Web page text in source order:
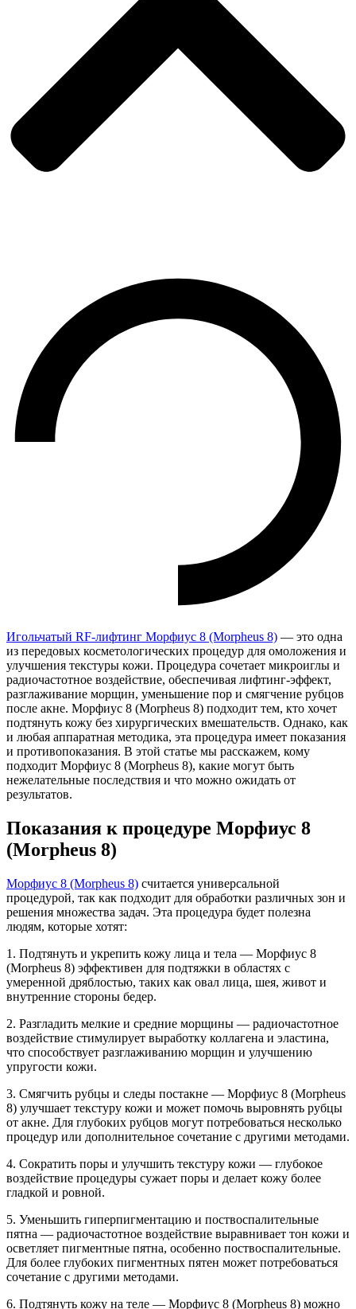
Игольчатый RF-лифтинг Морфиус 8 (Morpheus 8) — это одна
из передовых косметологических процедур для омоложения и
улучшения текстуры кожи. Процедура сочетает микроиглы и
радиочастотное воздействие, обеспечивая лифтинг-эффект,
разглаживание морщин, уменьшение пор и смягчение рубцов
после акне. Морфиус 8 (Morpheus 8) подходит тем, кто хочет
подтянуть кожу без хирургических вмешательств. Однако, как
и любая аппаратная методика, эта процедура имеет показания
и противопоказания. В этой статье мы расскажем, кому
подходит Морфиус 8 (Morpheus 8), какие могут быть
нежелательные последствия и что можно ожидать от
результатов.
Показания к процедуре Морфиус 8
(Morpheus 8)
Морфиус 8 (Morpheus 8) считается универсальной
процедурой, так как подходит для обработки различных зон и
решения множества задач. Эта процедура будет полезна
людям, которые хотят:
1. Подтянуть и укрепить кожу лица и тела — Морфиус 8
(Morpheus 8) эффективен для подтяжки в областях с
умеренной дряблостью, таких как овал лица, шея, живот и
внутренние стороны бедер.
2. Разгладить мелкие и средние морщины — радиочастотное
воздействие стимулирует выработку коллагена и эластина,
что способствует разглаживанию морщин и улучшению
упругости кожи.
3. Смягчить рубцы и следы постакне — Морфиус 8 (Morpheus
8) улучшает текстуру кожи и может помочь выровнять рубцы
от акне. Для глубоких рубцов могут потребоваться несколько
процедур или дополнительное сочетание с другими методами.
4. Сократить поры и улучшить текстуру кожи — глубокое
воздействие процедуры сужает поры и делает кожу более
гладкой и ровной.
5. Уменьшить гиперпигментацию и поствоспалительные
пятна — радиочастотное воздействие выравнивает тон кожи и
осветляет пигментные пятна, особенно поствоспалительные.
Для более глубоких пигментных пятен может потребоваться
сочетание с другими методами.
6. Подтянуть кожу на теле — Морфиус 8 (Morpheus 8) можно